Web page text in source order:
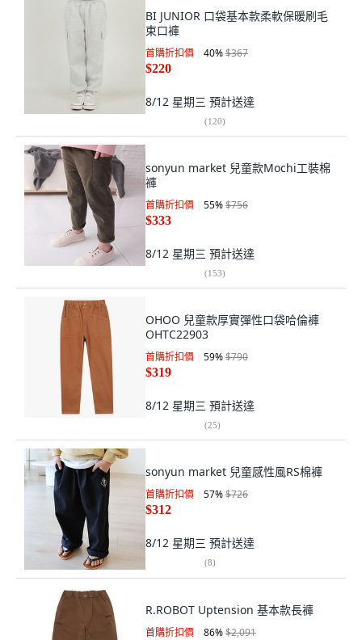
BI JUNIOR 口袋基本款柔軟保暖刷毛
束口褲
首購折扣價 40%$367
$220
8/12 星期三 預計送達
(120)
sonyun market 兒童款Mochi工裝棉
褲
首購折扣價 55%$756
$333
8/12 星期三 預計送達
(153)
OHOO 兒童款厚實彈性口袋哈倫褲
OHTC22903
首購折扣價 59%$790
$319
8/12 星期三 預計送達
(25)
sonyun market 兒童感性風RS棉褲
首購折扣價 57%$726
$312
8/12 星期三 預計送達
(8)
R.ROBOT Uptension 基本款長褲
首購折扣價 86%$2,091